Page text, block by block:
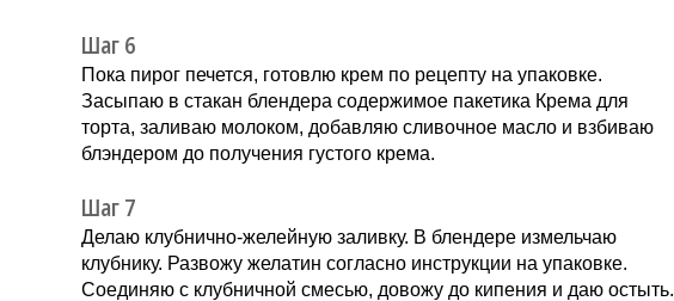
Шаг 6
Пока пирог печется, готовлю крем по рецепту на упаковке.
Засыпаю в стакан блендера содержимое пакетика Крема для
торта, заливаю молоком, добавляю сливочное масло и взбиваю
блэндером до получения густого крема.
Шаг 7
Делаю клубнично-желейную заливку. В блендере измельчаю
клубнику. Развожу желатин согласно инструкции на упаковке.
Соединяю с клубничной смесью, довожу до кипения и даю остыть.